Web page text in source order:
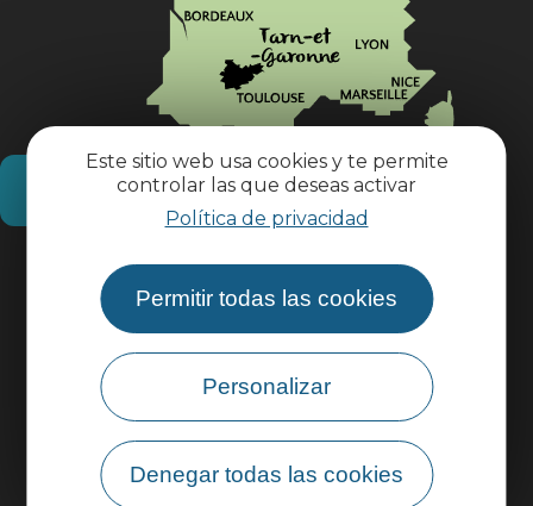
Este sitio web usa cookies y te permite
controlar las que deseas activar
Política de privacidad
Permitir todas las cookies
Personalizar
Denegar todas las cookies
¿Cómo llegar?
Información práctica
Área profesional